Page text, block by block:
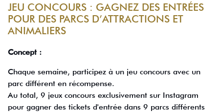
JEU CONCOURS : GAGNEZ DES ENTRÉES
POUR DES PARCS D’ATTRACTIONS ET
ANIMALIERS
Concept :
Chaque semaine, participez à un jeu concours avec un
parc différent en récompense.
Au total, 9 jeux concours exclusivement sur Instagram
pour gagner des tickets d'entrée dans 9 parcs différents